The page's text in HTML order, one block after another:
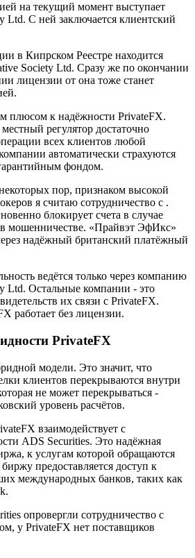
на текущий момент выступает
Ltd. С ней заключается клиентский
в Кипрском Реестре находится
Society Ltd. Сразу же по окончании
лицензии от она тоже станет
плюсом к надёжности PrivateFX.
регулятор достаточно
всех клиентов любой
автоматически страхуются
фондом.
пор, признаком высокой
я считаю сотрудничество с .
блокирует счета в случае
мошенничестве. «Прайвэт ЭфИкс»
надёжный британский платёжный
ведётся только через компанию
Ltd. Остальные компании - это
их связи с PrivateFX.
работает без лицензии.
PrivateFX
модели. Это значит, что
клиентов перекрываются внутри
не может перекрываться -
уровень расчётов.
взаимодействует с
ADS Securities. Это надёжная
к услугам которой обращаются
предоставляется доступ к
международных банков, таких как
опровергли сотрудничество с
у PrivateFX нет поставщиков